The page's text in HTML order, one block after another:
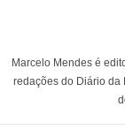
Marcelo Mendes é
redações do Diário da